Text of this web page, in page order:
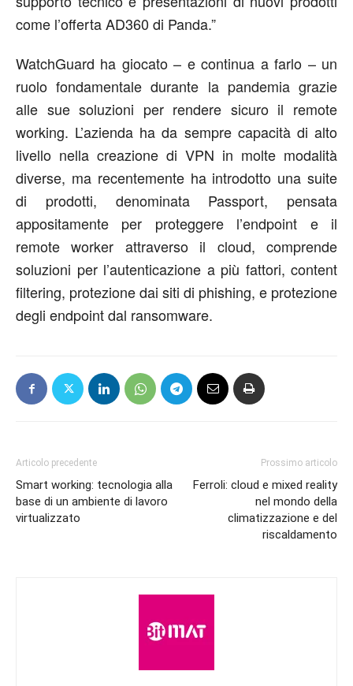
come l’offerta AD360 di Panda.”
WatchGuard ha giocato – e continua a farlo – un
ruolo fondamentale durante la pandemia grazie
alle sue soluzioni per rendere sicuro il remote
working. L’azienda ha da sempre capacità di alto
livello nella creazione di VPN in molte modalità
diverse, ma recentemente ha introdotto una suite
di prodotti, denominata Passport, pensata
appositamente per proteggere l’endpoint e il
remote worker attraverso il cloud, comprende
soluzioni per l’autenticazione a più fattori, content
filtering, protezione dai siti di phishing, e protezione
degli endpoint dal ransomware.
Articolo precedente
Smart working: tecnologia alla
base di un ambiente di lavoro
virtualizzato
Prossimo articolo
Ferroli: cloud e mixed reality
nel mondo della
climatizzazione e del
riscaldamento